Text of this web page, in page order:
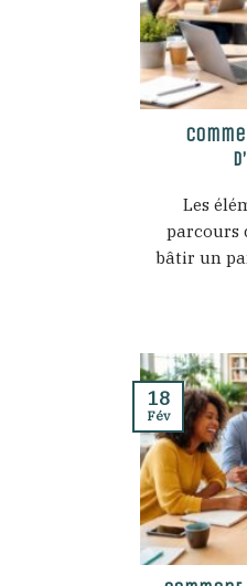
Les
parcours
bâtir un
18
Fév